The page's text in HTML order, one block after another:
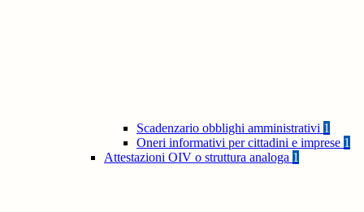
Scadenzario obblighi amministrativi 1
Oneri informativi per cittadini e imprese 1
Attestazioni OIV o struttura analoga 1